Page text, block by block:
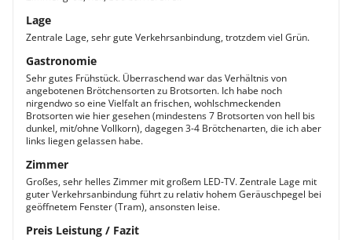
Lage
Zentrale Lage, sehr gute Verkehrsanbindung, trotzdem viel Grün.
Gastronomie
Sehr gutes Frühstück. Überraschend war das Verhältnis von
angebotenen Brötchensorten zu Brotsorten. Ich habe noch
nirgendwo so eine Vielfalt an frischen, wohlschmeckenden
Brotsorten wie hier gesehen (mindestens 7 Brotsorten von hell bis
dunkel, mit/ohne Vollkorn), dagegen 3-4 Brötchenarten, die ich aber
links liegen gelassen habe.
Zimmer
Großes, sehr helles Zimmer mit großem LED-TV. Zentrale Lage mit
guter Verkehrsanbindung führt zu relativ hohem Geräuschpegel bei
geöffnetem Fenster (Tram), ansonsten leise.
Preis Leistung / Fazit